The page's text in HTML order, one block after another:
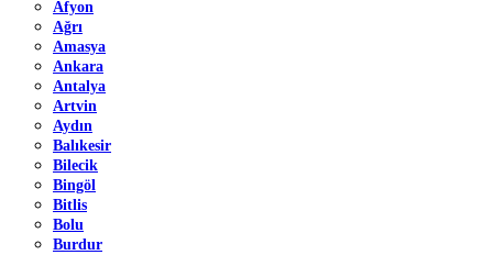
Afyon
Ağrı
Amasya
Ankara
Antalya
Artvin
Aydın
Balıkesir
Bilecik
Bingöl
Bitlis
Bolu
Burdur